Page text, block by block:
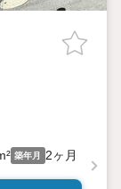
築年月 2ヶ月